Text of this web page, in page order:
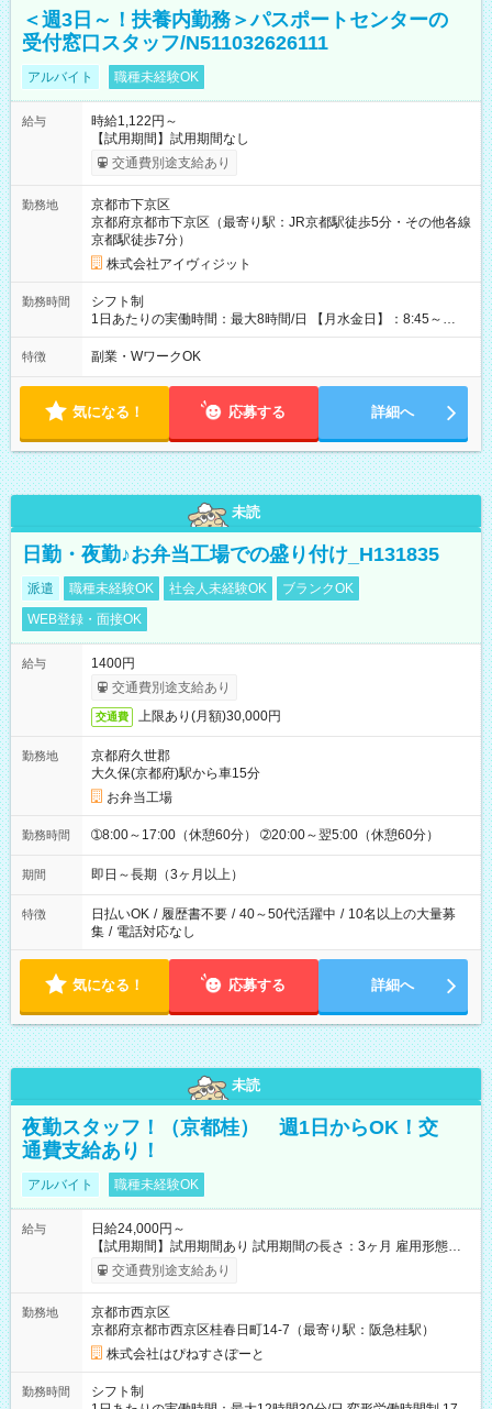
＜週3日～！扶養内勤務＞パスポートセンターの
受付窓口スタッフ/N511032626111
アルバイト 職種未経験OK
給与
時給1,122円～
【試用期間】試用期間なし
交通費別途支給あり
勤務地
京都市下京区
京都府京都市下京区（最寄り駅：JR京都駅徒歩5分・その他各線
京都駅徒歩7分）
株式会社アイヴィジット
勤務時間
シフト制
1日あたりの実働時間：最大8時間/日 【月水金日】：8:45～
16:30 【火木】：8:45～19:00 週3日～OK、シフト制 ※扶養内
勤務OK ※月1回～2回程度、日曜日出勤をお願いします。 ※時間
ん。
特徴 副業・WワークOK
気になる！ 応募する 詳細へ
未読
日勤・夜勤♪お弁当工場での盛り付け_H131835
派遣 職種未経験OK 社会人未経験OK
ブランクOK
WEB登録・面接OK
給与
1400円
交通費別途支給あり
交通費 上限あり(月額)30,000円
勤務地
京都府久世郡
大久保(京都府)駅から車15分
お弁当工場
勤務時間 ➀8:00～17:00（休憩60分） ➁20:00～翌5:00（休憩60分）
期間 即日～長期（3ヶ月以上）
特徴 日払いOK / 履歴書不要 / 40～50代活躍中 / 10名以上の大量募
集 / 電話対応なし
気になる！ 応募する 詳細へ
未読
夜勤スタッフ！（京都桂） 週1日からOK！交
通費支給あり！
アルバイト 職種未経験OK
給与
日給24,000円～
【試用期間】試用期間あり 試用期間の長さ：3ヶ月 雇用形態、
給与は本採用時と同じです。
交通費別途支給あり
勤務地
京都市西京区
京都府京都市西京区桂春日町14-7（最寄り駅：阪急桂駅）
株式会社はぴねすさぽーと
勤務時間
シフト制